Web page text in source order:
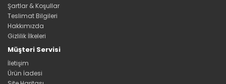
Şartlar & Koşullar
Teslimat Bilgileri
Hakkımızda
Gizlilik İlkeleri
Müşteri Servisi
İletişim
Ürün İadesi